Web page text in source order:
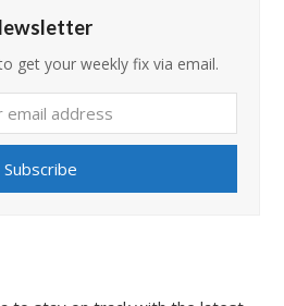
get your weekly fix via email.
Subscribe